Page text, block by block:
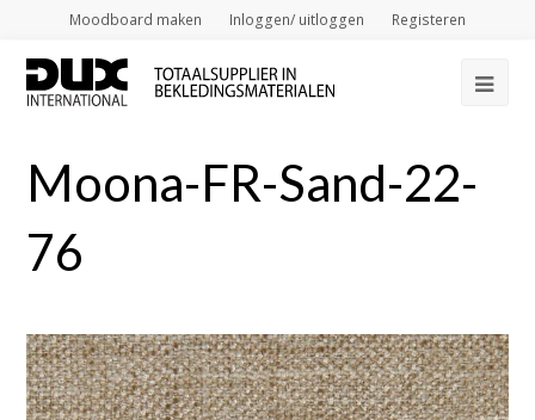
Moodboard maken Inloggen/ uitloggen Registeren
Moona-FR-Sand-22-
76